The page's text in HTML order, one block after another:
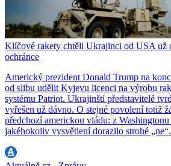
Klíčové rakety chtěli Ukrajinci od USA už
ochránce
Americký prezident Donald Trump na
od slibu udělit Kyjevu licenci na výrobu
systému Patriot. Ukrajinští představitelé
vyřešen už dávno. O stejné povolení totiž
předchozí americkou vládu: z
jakéhokoliv vysvětlení dorazilo strohé „ne“.